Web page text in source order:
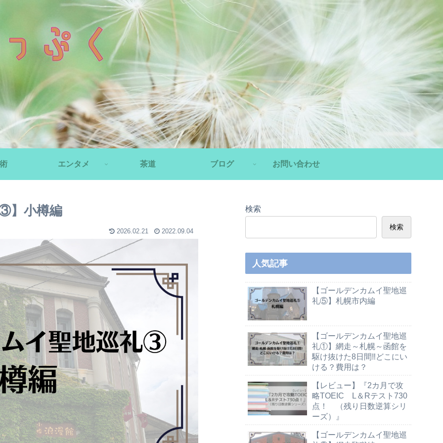
エンタメ 茶道 ブログ お問い合わせ
】小樽編
2026.02.21 2022.09.04
検索
検索
人気記事
【ゴールデンカムイ聖地巡
礼⑤】札幌市内編
【ゴールデンカムイ聖地巡
礼①】網走～札幌～函館を
駆け抜けた8日間‼どこにい
ける？費用は？
【レビュー】『2カ月で攻
略TOEIC L＆Rテスト730
点！ （残り日数逆算シリ
ーズ）』
【ゴールデンカムイ聖地巡